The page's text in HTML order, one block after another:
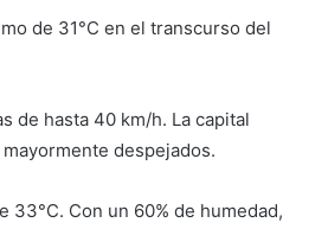
de 31°C en el transcurso del
de hasta 40 km/h. La capital
despejados.
33°C. Con un 60% de humedad,